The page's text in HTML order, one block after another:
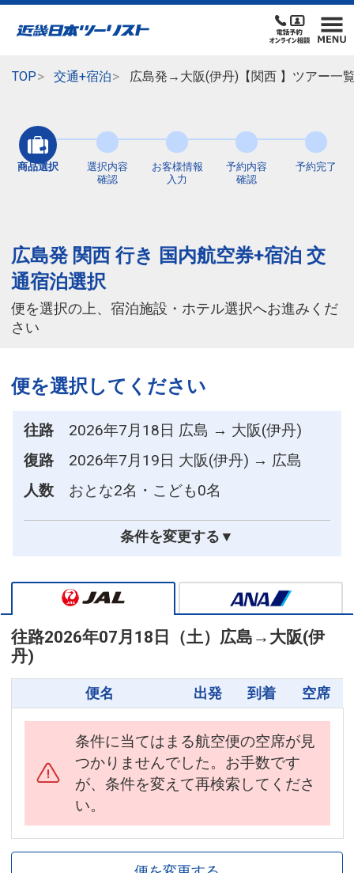
TOP 交通+宿泊 広島発→大阪(伊丹)【関西 】ツアー一
商品選択
選択内容
確認
お客様情報
入力
予約内容
確認
予約完了
広島発 関西 行き 国内航空券+宿泊 交
通宿泊選択
便を選択の上、宿泊施設・ホテル選択へお進みくだ
さい
便を選択してください
往路
2026年7月18日 広島 → 大阪(伊丹)
復路
2026年7月19日 大阪(伊丹) → 広島
人数
おとな2名・こども0名
条件を変更する▼
往路2026年07月18日（土） 広島 → 大阪(伊
丹)
便名 出発 到着 空席
条件に当てはまる航空便の空席が見
つかりませんでした。お手数です
が、条件を変えて再検索してくださ
い。